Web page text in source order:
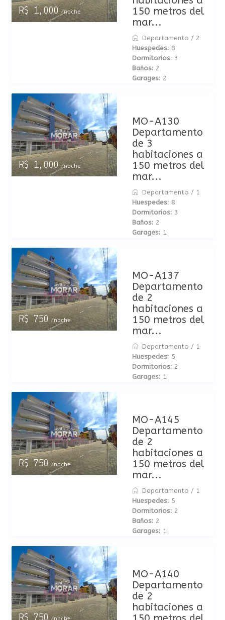
R$ 1,000/noche
150 metros del
mar...
Departamento / 2
Huespedes: 8
Dormitorios: 3
Baños: 2
Garages: 2
R$ 1,000/noche
MO-A130
Departamento
de 3
habitaciones a
150 metros del
mar...
Departamento / 1
Huespedes: 8
Dormitorios: 3
Baños: 2
Garages: 1
R$ 750/noche
MO-A137
Departamento
de 2
habitaciones a
150 metros del
mar...
Departamento / 1
Huespedes: 5
Dormitorios: 2
Garages: 1
R$ 750/noche
MO-A145
Departamento
de 2
habitaciones a
150 metros del
mar...
Departamento / 1
Huespedes: 5
Dormitorios: 2
Baños: 2
Garages: 1
R$ 750
MO-A140
Departamento
de 2
habitaciones a